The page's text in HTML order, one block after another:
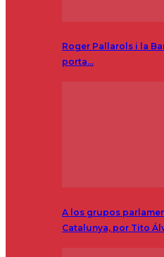
Roger Pallarols i la
porta…
A los grupos
Catalunya, por Tito